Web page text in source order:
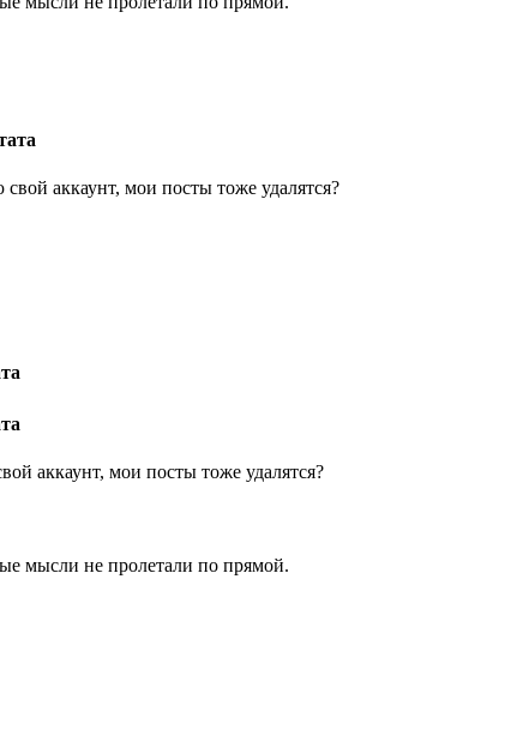
аккаунт, мои посты тоже удалятся?
аккаунт, мои посты тоже удалятся?
мысли не пролетали по прямой.